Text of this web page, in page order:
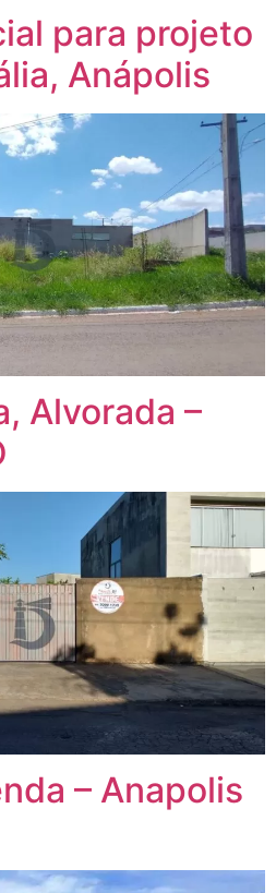
para projeto
Anápolis
Alvorada –
– Anapolis